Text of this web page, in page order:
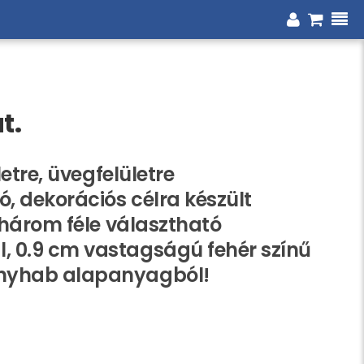
üvegfelületre
dekorációs célra készült
féle választható
0.9 cm vastagságú fehér színű
alapanyagból!